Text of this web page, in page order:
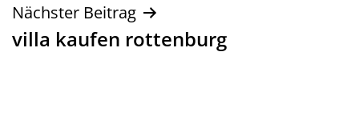
Nächster Beitrag
villa kaufen rottenburg